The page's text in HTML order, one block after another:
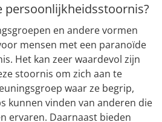
persoonlijkheidsstoornis?
en andere vormen
mensen met een paranoïde
Het kan zeer waardevol zijn
stoornis om zich aan te
waar ze begrip,
kunnen vinden van anderen die
ervaren. Daarnaast bieden